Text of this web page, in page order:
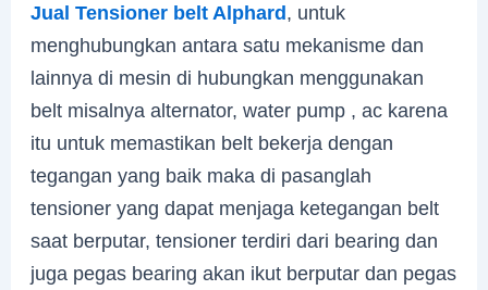
Jual Tensioner belt Alphard, untuk
menghubungkan antara satu mekanisme dan
lainnya di mesin di hubungkan menggunakan
belt misalnya alternator, water pump , ac karena
itu untuk memastikan belt bekerja dengan
tegangan yang baik maka di pasanglah
tensioner yang dapat menjaga ketegangan belt
saat berputar, tensioner terdiri dari bearing dan
juga pegas bearing akan ikut berputar dan pegas